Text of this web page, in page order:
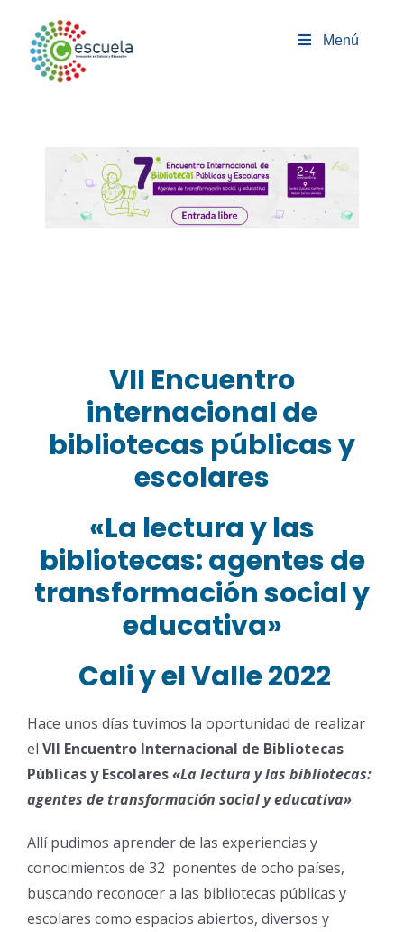
contenido
Menú
VII Encuentro
internacional de
bibliotecas públicas y
escolares
«La lectura y las
bibliotecas: agentes de
transformación social y
educativa»
Cali y el Valle 2022
Hace unos días tuvimos la oportunidad de realizar
el VII Encuentro Internacional de Bibliotecas
Públicas y Escolares«La lectura y las bibliotecas:
agentes de transformación social y educativa».
Allí pudimos aprender de las experiencias y
conocimientos de 32 ponentes de ocho países,
buscando reconocer a las bibliotecas públicas y
escolares como espacios abiertos, diversos y